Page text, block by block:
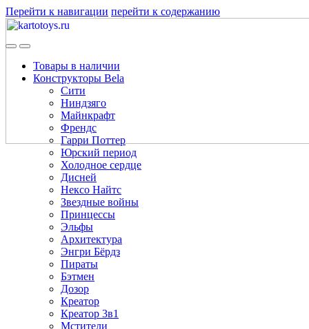
Перейти к навигации перейти к содержанию
Товары в наличии
Конструкторы Bela
Сити
Ниндзяго
Майнкрафт
Френдс
Гарри Поттер
Юрский период
Холодное сердце
Дисней
Нексо Найтс
Звездные войны
Принцессы
Эльфы
Архитектура
Энгри Бёрдз
Пираты
Бэтмен
Дозор
Креатор
Креатор 3в1
Мстители